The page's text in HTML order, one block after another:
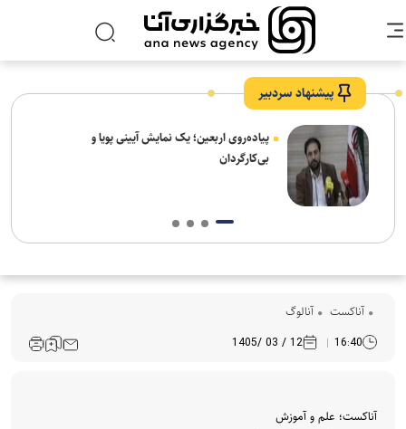
پیشنهاد سردبیر
پیاده‌روی اربعین؛ یک نمایش آیینی پویا و
واگذاری طرح جداره سازی محوطه
آناکست آنالوگ
16:40
12 / 03 /1405
آناکست؛ علم و آموزش